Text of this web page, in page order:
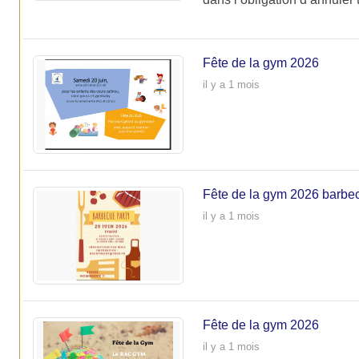
Fête de la gym 2026
il y a 1 mois
Fête de la gym 2026
il y a 1 mois
Fête de la gym 2026
il y a 1 mois